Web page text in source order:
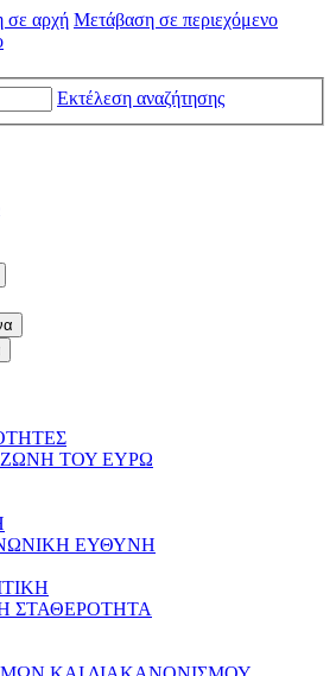
σε αρχή Μετάβαση σε περιεχόμενο
Εκτέλεση αναζήτησης
ΤΟΥ ΕΥΡΩ
ΕΥΘΥΝΗ
ΣΤΑΘΕΡΟΤΗΤΑ